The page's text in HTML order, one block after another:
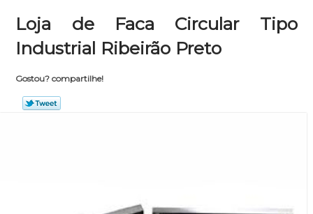
Loja de Faca Circular Tipo
Industrial Ribeirão Preto
Gostou? compartilhe!